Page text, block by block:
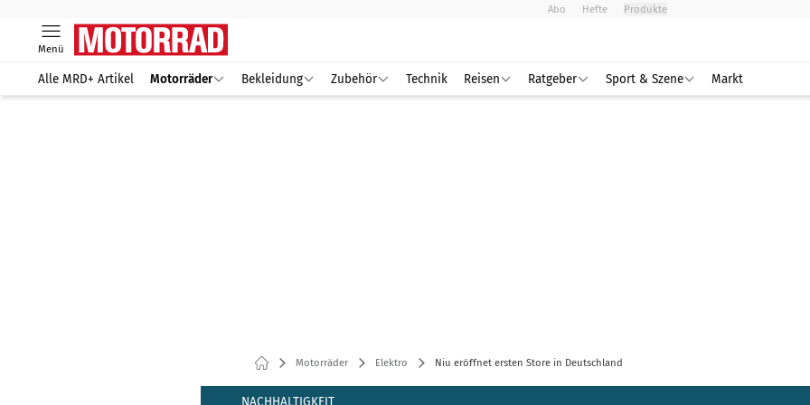
Abo Hefte Produkte
Menü
Alle MRD+ Artikel Motorräder Bekleidung Zubehör Technik Reisen Ratgeber Sport & Szene Markt
Motorräder Elektro Niu eröffnet ersten Store in Deutschland
NACHHALTIGKEIT